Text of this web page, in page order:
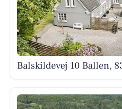
Balskildevej 10 Ballen,